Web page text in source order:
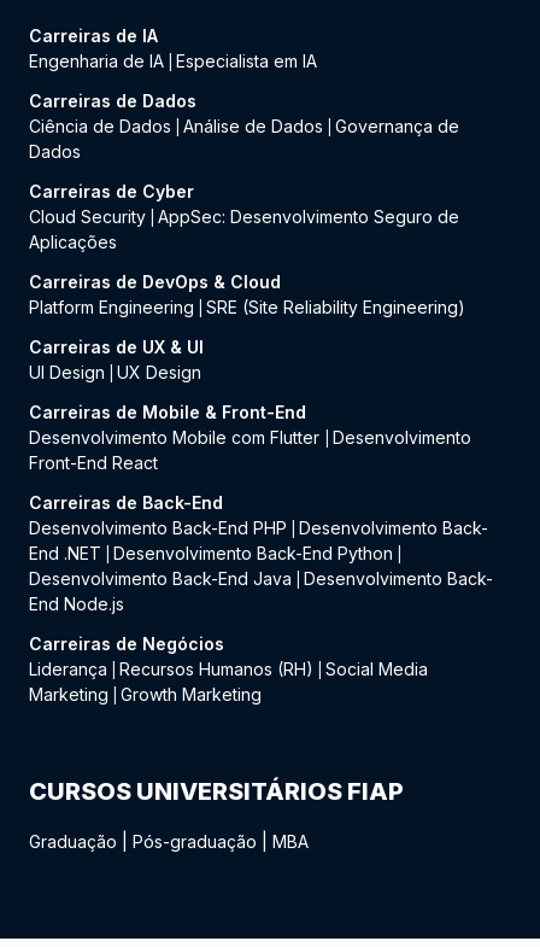
Carreiras de IA
Engenharia de IA Especialista em IA
Carreiras de Dados
Ciência de Dados
Análise de Dados
Governança de
Dados
Carreiras de Cyber
Cloud Security AppSec: Desenvolvimento Seguro de
Aplicações
Carreiras de DevOps & Cloud
Platform Engineering
SRE (Site Reliability Engineering)
Carreiras de UX & UI
UI Design
UX Design
Carreiras de Mobile & Front-End
Desenvolvimento Mobile com Flutter
Desenvolvimento
Front-End React
Carreiras de Back-End
Desenvolvimento Back-End PHP
Desenvolvimento Back-
End .NET
Desenvolvimento Back-End Python
Desenvolvimento Back-End Java
Desenvolvimento Back-
End Node.js
Carreiras de Negócios
Liderança
Recursos Humanos (RH)
Social Media
Marketing
Growth Marketing
CURSOS UNIVERSITÁRIOS FIAP
Graduação Pós-graduação MBA